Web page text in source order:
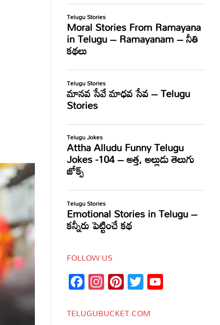
FOLLOW US
Facebook
Instagram
Pinterest
Twitter
TELUGUBUCKET.COM